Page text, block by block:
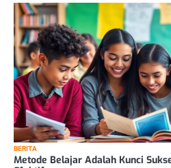
BERITA
Metode Belajar Adalah Kunci